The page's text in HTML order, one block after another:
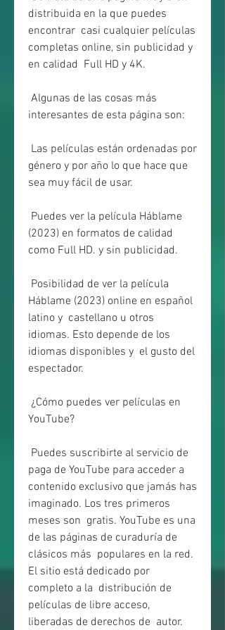
distribuida en la que puedes
encontrar  casi cualquier películas
completas online, sin publicidad y
en calidad  Full HD y 4K.
interesantes de esta página son:
género y por año lo que hace que
sea muy fácil de usar.
(2023) en formatos de calidad
como Full HD. y sin publicidad.
Háblame (2023) online en español
latino y  castellano u otros
idiomas. Esto depende de los
idiomas disponibles y  el gusto del
espectador.
YouTube?
paga de YouTube para acceder a
contenido exclusivo que jamás has
imaginado. Los tres primeros
meses son  gratis. YouTube es una
de las páginas de curaduría de
clásicos más  populares en la red.
El sitio está dedicado por
completo a la  distribución de
películas de libre acceso,
liberadas de derechos de  autor.